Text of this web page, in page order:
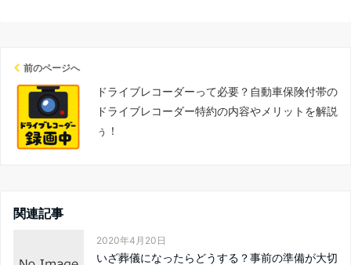
前のページへ
ドライブレコーダーって必要？自動車保険付帯の
ドライブレコーダー特約の内容やメリットを解説
ぅ！
関連記事
2020年4月20日
いざ葬儀になったらどうする？事前の準備が大切